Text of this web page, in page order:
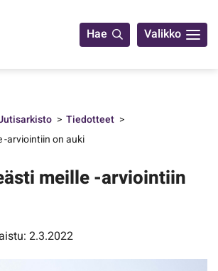
Hae Valikko
Tiedotteet
-arviointiin on auki
meille -arviointiin
2.3.2022